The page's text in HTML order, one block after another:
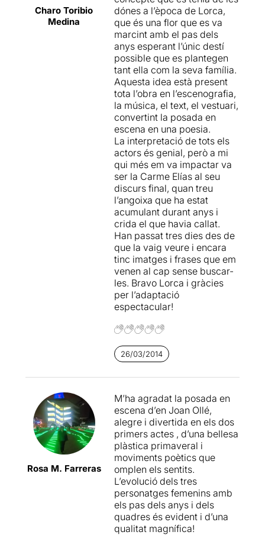
que ha compuestoPaco
Ibáñez… Creo que es la
primera vez que cito a casi
todos los responsables
técnicos, pero es que esta
vez… era de justicia.
estéril como un jardín
durante el invierno. Ollé no
ha asumido grandes riesgos
pero ha sabido potenciar las
virtudes de un gran texto y
sacar del reparto la emoción
e intencionalidad que cada
escena requiere. Hay que
destacar, especialmente, el
trabajo de sus tres actrices
protagonistas: Nora Navas
Mercè Aránega yCarme
Elías, la interpretación de las
cuales en la parte final deja
al espectador sin aliento.
También hay que decir, que
no es la mejor obra de
Lorca, ni es
estructuralmente perfecta,
pero no por esto deja de ser
una gran pieza teatral que,
además, en este caso, se ha
sabido resolver de forma
muy elegante y efectiva.
dos primeros actos los ha
frivolizado. Hasta el tercero,
cuando las cosas ya están
resueltas (mal resueltas) la
pieza no coge el tono. El
grueso que se merece, la
intensidad lorquiana. Del
elenco, por mi gusto sólo
han destacado tres actrices:
Arànega, Elias y Navas y del
trío Mercè Arànega les ha
robado la función, pero no
olvidemos que las
muchachas de García Lorca
acostumbran a ser papeles
de antología.
Charo Toribio
Medina
dónes a l’època de Lorca,
que és una flor que es va
marcint amb el pas dels
anys esperant l’únic destí
possible que es plantegen
tant ella com la seva família.
Aquesta idea està present
tota l’obra en l’escenografia,
la música, el text, el vestuari,
convertint la posada en
escena en una poesia.
La interpretació de tots els
actors és genial, però a mi
qui més em va impactar va
ser la Carme Elías al seu
discurs final, quan treu
l’angoixa que ha estat
acumulant durant anys i
crida el que havia callat.
Han passat tres dies des de
que la vaig veure i encara
tinc imatges i frases que em
venen al cap sense buscar-
les. Bravo Lorca i gràcies
per l’adaptació
espectacular!
26/03/2014
Rosa M. Farreras
M’ha agradat la posada en
escena d’en Joan Ollé,
alegre i divertida en els dos
primers actes , d’una bellesa
plàstica primaveral i
moviments poètics que
omplen els sentits.
L’evolució dels tres
personatges femenins amb
els pas dels anys i dels
quadres és evident i d’una
qualitat magnífica!